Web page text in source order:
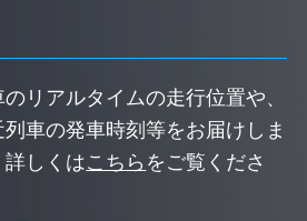
のリアルタイムの走行位置や、
列車の発車時刻等をお届けしま
詳しくはこちら をご覧くださ